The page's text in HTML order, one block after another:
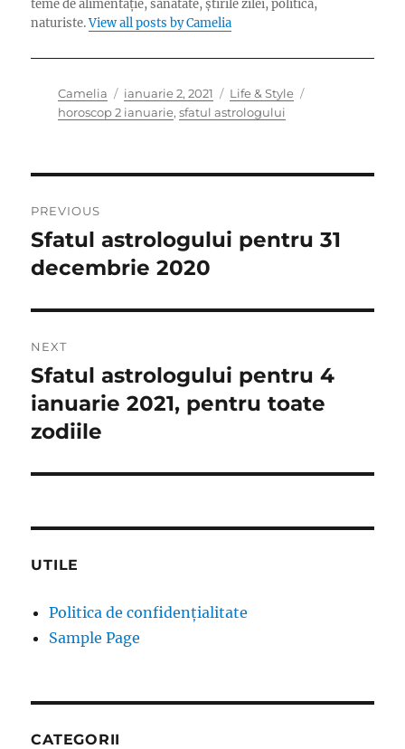
teme de alimentație, sănătate, știrile zilei, politică,
naturiste.View all posts by Camelia
Author
Camelia
Posted
on
ianuarie 2, 2021 Categories
Life & Style
horoscop 2 ianuarie, sfatul astrologului
în
articole
PREVIOUS
Previous
post:
Sfatul astrologului pentru 31
decembrie 2020
NEXT
Next
post:
Sfatul astrologului pentru 4
ianuarie 2021, pentru toate
zodiile
UTILE
Politica de confidențialitate
Sample Page
CATEGORII